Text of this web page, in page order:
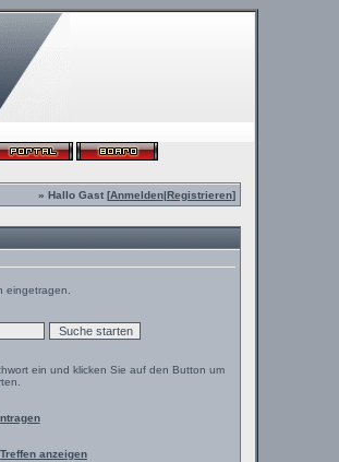
» Hallo Gast [Anmelden|Registrieren]
eingetragen.
ein und klicken Sie auf den Button um
anzeigen